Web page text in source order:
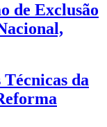
de Exclusão
da